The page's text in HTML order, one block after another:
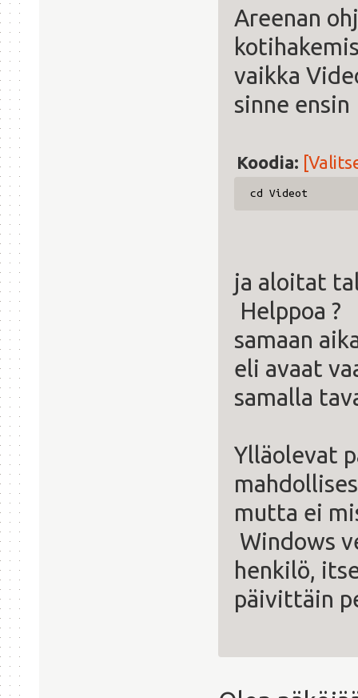
Areenan
vaikka
sinne ensin
Koodia:
cd Videot
ja aloitat
Helppoa
samaan
eli avaat
samalla
Ylläolevat
mutta ei
Windows
henkilö,
päivittäin